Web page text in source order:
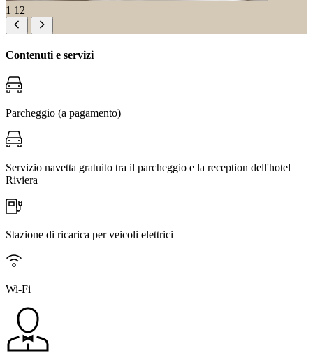
1 12
Contenuti e servizi
Parcheggio (a pagamento)
Servizio navetta gratuito tra il parcheggio e la reception dell'hotel
Riviera
Stazione di ricarica per veicoli elettrici
Wi-Fi